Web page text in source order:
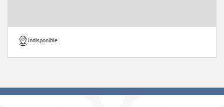
indisponible